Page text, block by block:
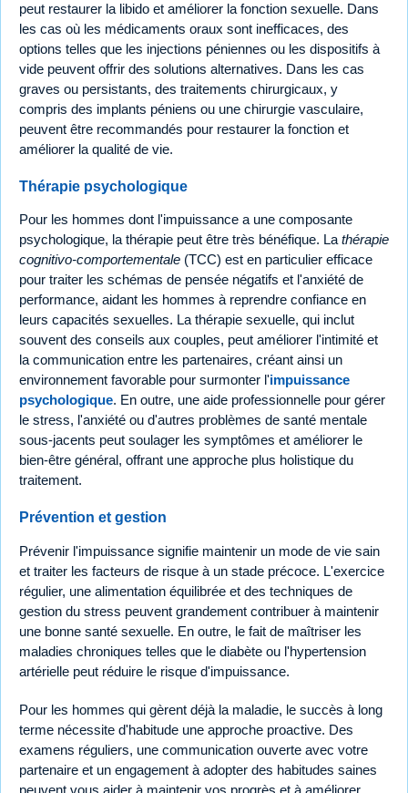
peut restaurer la libido et améliorer la fonction sexuelle. Dans
les cas où les médicaments oraux sont inefficaces, des
options telles que les injections péniennes ou les dispositifs à
vide peuvent offrir des solutions alternatives. Dans les cas
graves ou persistants, des traitements chirurgicaux, y
compris des implants péniens ou une chirurgie vasculaire,
peuvent être recommandés pour restaurer la fonction et
améliorer la qualité de vie.
Thérapie psychologique
Pour les hommes dont l'impuissance a une composante
psychologique, la thérapie peut être très bénéfique. Lathérapie
cognitivo-comportementale (TCC) est en particulier efficace
pour traiter les schémas de pensée négatifs et l'anxiété de
performance, aidant les hommes à reprendre confiance en
leurs capacités sexuelles. La thérapie sexuelle, qui inclut
souvent des conseils aux couples, peut améliorer l'intimité et
la communication entre les partenaires, créant ainsi un
environnement favorable pour surmonter l'impuissance
psychologique. En outre, une aide professionnelle pour gérer
le stress, l'anxiété ou d'autres problèmes de santé mentale
sous-jacents peut soulager les symptômes et améliorer le
bien-être général, offrant une approche plus holistique du
traitement.
Prévention et gestion
Prévenir l'impuissance signifie maintenir un mode de vie sain
et traiter les facteurs de risque à un stade précoce. L'exercice
régulier, une alimentation équilibrée et des techniques de
gestion du stress peuvent grandement contribuer à maintenir
une bonne santé sexuelle. En outre, le fait de maîtriser les
maladies chroniques telles que le diabète ou l'hypertension
artérielle peut réduire le risque d'impuissance.
Pour les hommes qui gèrent déjà la maladie, le succès à long
terme nécessite d'habitude une approche proactive. Des
examens réguliers, une communication ouverte avec votre
partenaire et un engagement à adopter des habitudes saines
peuvent vous aider à maintenir vos progrès et à améliorer